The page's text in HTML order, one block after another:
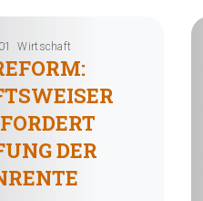
Wirtschaft
DER